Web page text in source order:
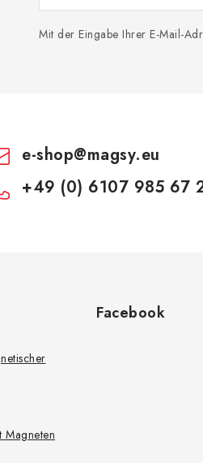
Mit der Eingabe Ihrer E-Mail-
e-shop@magsy.eu
+49 (0) 6107 985 67
Magneten
Facebook